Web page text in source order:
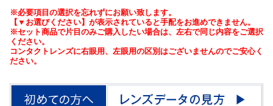
※必要項目の選択を忘れずにお願い致します。
【▼お選びください】が表示されていると手配をお進めできません。
※セット商品で片目のみご購入したい場合は、左右で同じ内容をご選択
ください。
コンタクトレンズに右眼用、左眼用の区別はございませんのでご安心く
ださい。